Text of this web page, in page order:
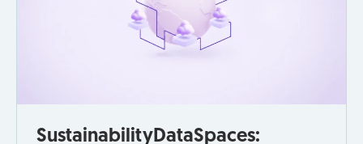
SustainabilityDataSpaces: